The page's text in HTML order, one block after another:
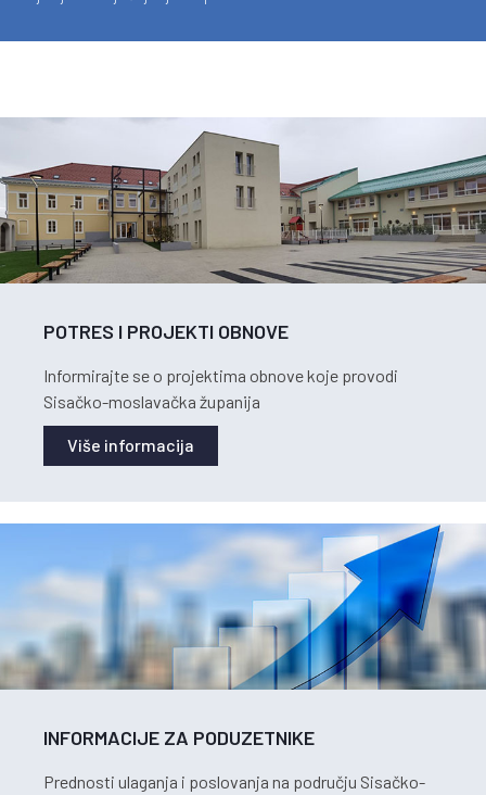
POTRES I PROJEKTI OBNOVE
Informirajte se o projektima obnove koje provodi
Sisačko-moslavačka županija
Više informacija
INFORMACIJE ZA PODUZETNIKE
Prednosti ulaganja i poslovanja na području Sisačko-